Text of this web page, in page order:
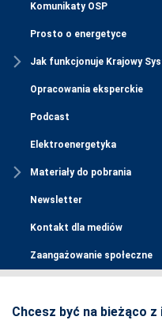
Komunikaty OSP
Prosto o energetyce
Jak funkcjonuje Krajowy
Opracowania eksperckie
Podcast
Elektroenergetyka
Materiały do pobrania
Newsletter
Kontakt dla mediów
Zaangażowanie społeczne
Chcesz być na bieżąco